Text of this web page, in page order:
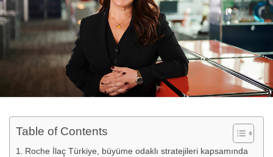
Table of Contents
Roche İlaç Türkiye, büyüme odaklı stratejileri kapsamında